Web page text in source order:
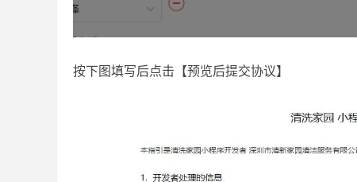
按下图填写后点击【预览后提交协议】